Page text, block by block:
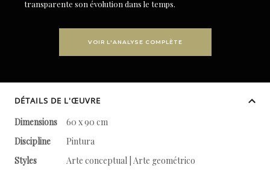
transparente son évolution dans le temps.
VOIR L'ANALYSE COMPLÈTE
DÉTAILS DE L'ŒUVRE
Dimensions
60 x 90 cm
Discipline
Pintura
Styles
Arte conceptual | Arte geométrico